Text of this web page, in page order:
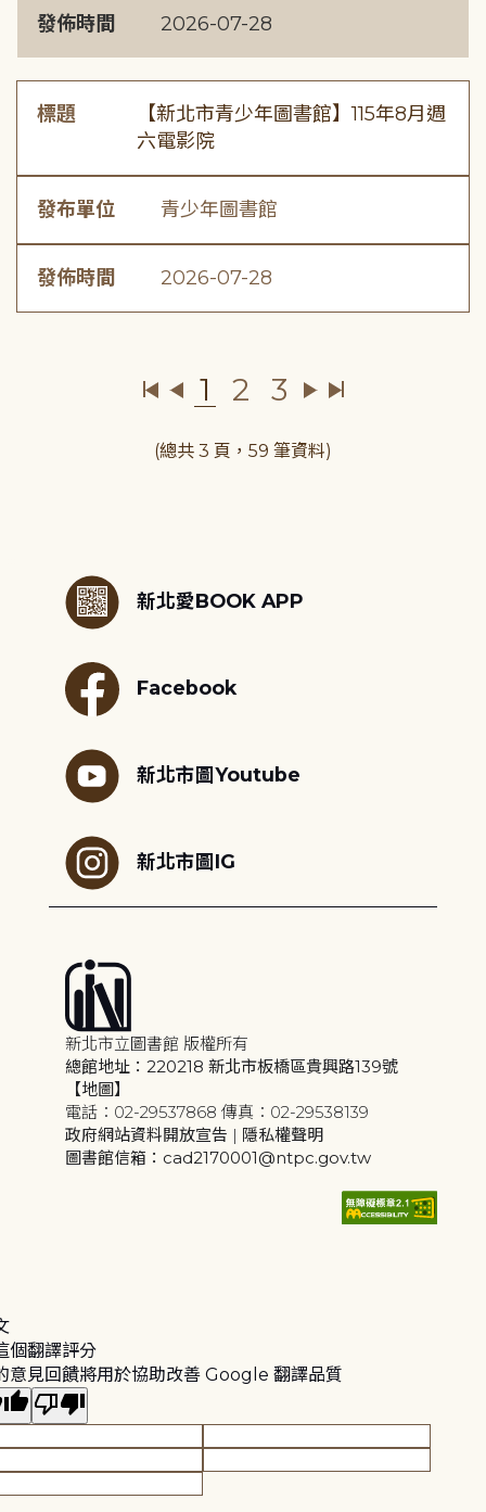
發佈時間 2026-07-28
標題
【新北市青少年圖書館】115年8月週
六電影院
發布單位 青少年圖書館
發佈時間 2026-07-28
1 2 3
(總共 3 頁，59 筆資料)
新北愛BOOK APP
Facebook
新北市圖Youtube
新北市圖IG
新北市立圖書館 版權所有
總館地址：220218 新北市板橋區貴興路139號
【地圖】
電話：02-29537868 傳真：02-29538139
政府網站資料開放宣告 | 隱私權聲明
圖書館信箱：cad2170001@ntpc.gov.tw
個翻譯評分
意見回饋將用於協助改善 Google 翻譯品質